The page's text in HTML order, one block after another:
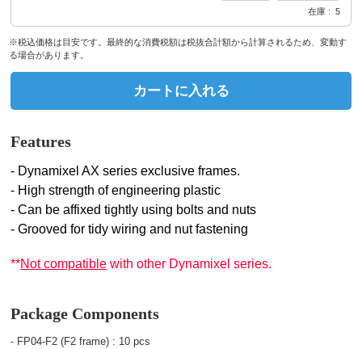
在庫 5
※税込価格は目安です。最終的な消費税額は税抜合計額から計算されるため、変動す
る場合があります。
カートに入れる
Features
- Dynamixel AX series exclusive frames.
- High strength of engineering plastic
- Can be affixed tightly using bolts and nuts
- Grooved for tidy wiring and nut fastening
**Not compatible with other Dynamixel series.
Package Components
- FP04-F2 (F2 frame) : 10 pcs